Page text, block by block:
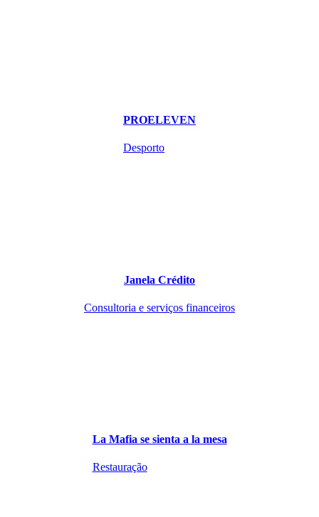
PROELEVEN
Desporto
Janela Crédito
Consultoria e serviços financeiros
La Mafia se sienta a la mesa
Restauração